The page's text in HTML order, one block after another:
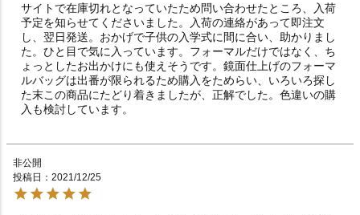
サイトで在庫切れとなっていたため問い合わせたところ、入荷
予定を知らせてくださいました。入荷の連絡があって即注文
し、翌日発送。おかげで子供の入学式に間に合い、助かりまし
た。ひと目で気に入っています。フォーマルだけではなく、ち
ょっとしたお出かけにも使えそうです。鏡面仕上げのフォーマ
ルバッグは出番が限られるため購入をためらい、いろいろ探し
た末この商品にたどり着きましたが、正解でした。色違いの購
入も検討しています。
非公開
投稿日
2021/12/25